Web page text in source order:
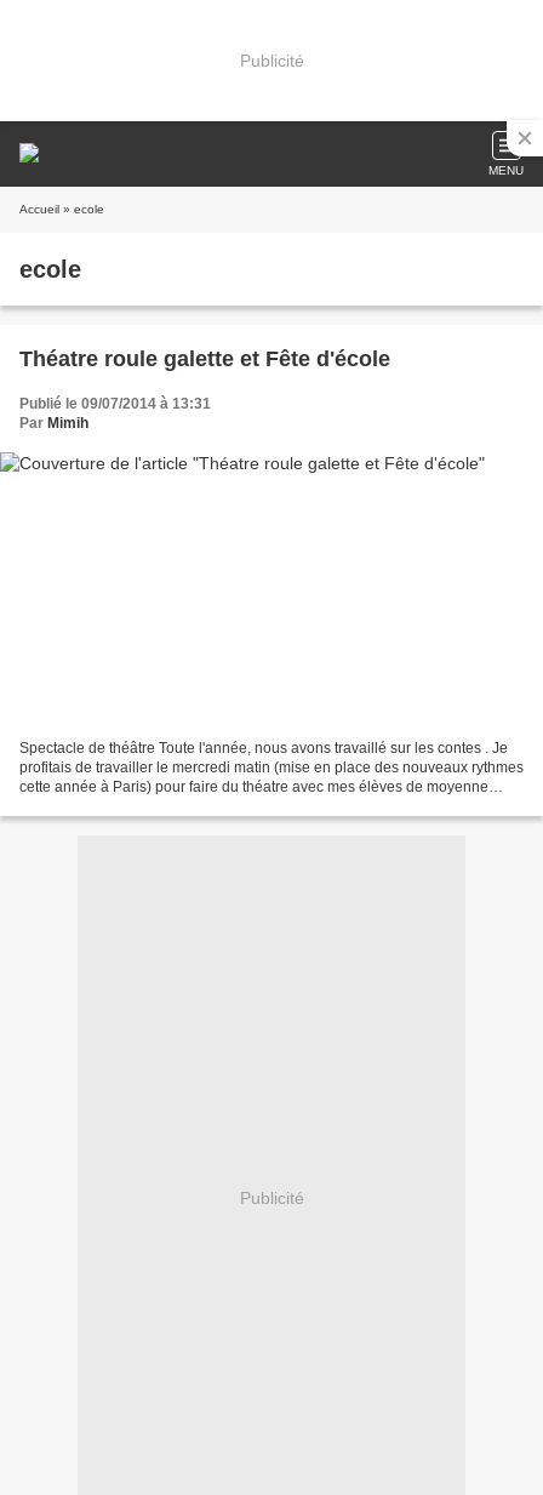
Publicité
MENU
Accueil » ecole
ecole
Théatre roule galette et Fête d'école
Publié le 09/07/2014 à 13:31
Par Mimih
Spectacle de théâtre Toute l'année, nous avons travaillé sur les contes . Je
profitais de travailler le mercredi matin (mise en place des nouveaux rythmes
cette année à Paris) pour faire du théatre avec mes élèves de moyenne
Publicité